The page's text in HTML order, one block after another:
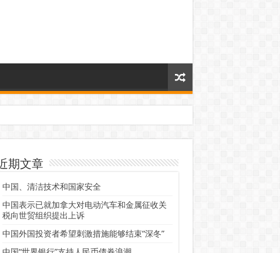
期文章
中国、清洁技术和国家安全
中国表示已就加拿大对电动汽车和金属征收关
税向世贸组织提出上诉
中国外国投资者希望刺激措施能够结束“深冬”